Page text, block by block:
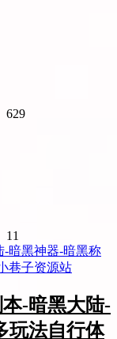
629
11
本-暗黑大陆-
玩法自行体